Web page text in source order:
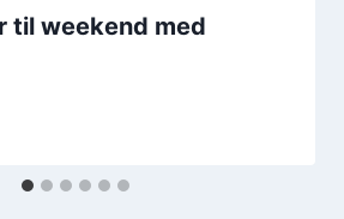
til weekend med